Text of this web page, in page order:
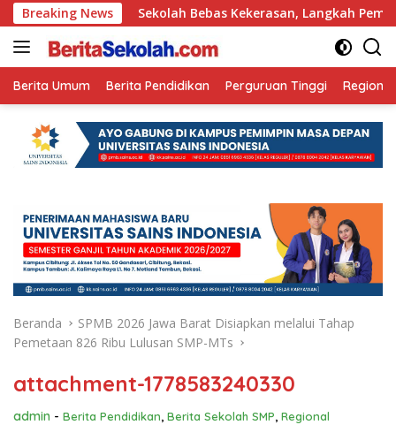
Langsung
ke
konten
Breaking NewsSekolah Bebas Kekerasan, Langkah Pemkot Kediri
Berita Umum Berita Pendidikan Perguruan Tinggi Regional
Beranda
SPMB 2026 Jawa Barat Disiapkan melalui Tahap
Pemetaan 826 Ribu Lulusan SMP-MTs
attachment-1778583240330
admin - Berita Pendidikan, Berita Sekolah SMP, Regional